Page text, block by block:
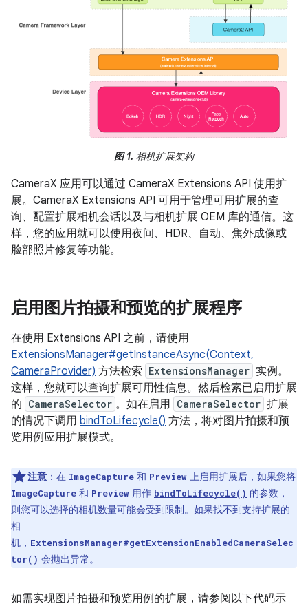
图 1. 相机扩展架构
CameraX 应用可以通过 CameraX Extensions API 使用扩
展。CameraX Extensions API 可用于管理可用扩展的查
询、配置扩展相机会话以及与相机扩展 OEM 库的通信。这
样，您的应用就可以使用夜间、HDR、自动、焦外成像或
脸部照片修复等功能。
启用图片拍摄和预览的扩展程序
在使用 Extensions API 之前，请使用
ExtensionsManager#getInstanceAsync(Context,
CameraProvider) 方法检索 ExtensionsManager 实例。
这样，您就可以查询扩展可用性信息。然后检索已启用扩展
的 CameraSelector 。如在启用 CameraSelector 扩展
的情况下调用 bindToLifecycle() 方法，将对图片拍摄和预
览用例应用扩展模式。
注意 ：在 ImageCapture 和 Preview 上启用扩展后，如果您将
ImageCapture 和 Preview 用作 bindToLifecycle() 的参数，
则您可以选择的相机数量可能会受到限制。如果找不到支持扩展的
相
机， ExtensionsManager#getExtensionEnabledCameraSelec
tor() 会抛出异常。
如需实现图片拍摄和预览用例的扩展，请参阅以下代码示